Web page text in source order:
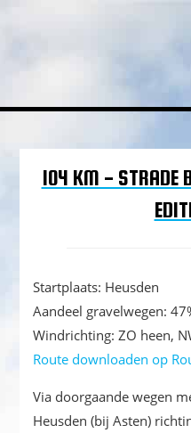
104 KM - STRADE
Startplaats: Heusden
Aandeel gravelwegen:
Windrichting: ZO heen,
Route downloaden op
Via doorgaande wegen
Heusden (bij Asten)